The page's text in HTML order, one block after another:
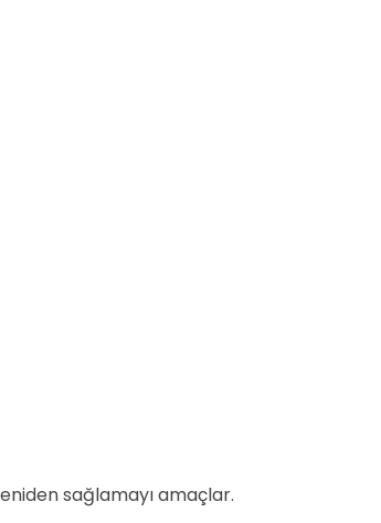
sağlamayı amaçlar.